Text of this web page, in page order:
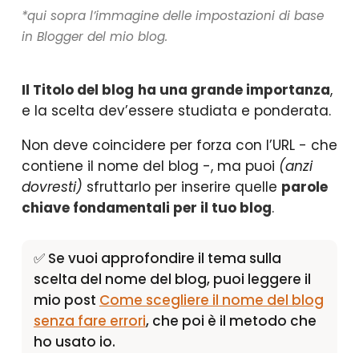
*qui sopra l’immagine delle impostazioni di base
in Blogger del mio blog.
Il Titolo del blog ha una grande importanza,
e la scelta dev’essere studiata e ponderata.
Non deve coincidere per forza con l’URL - che
contiene il nome del blog -, ma puoi (anzi
dovresti) sfruttarlo per inserire quelle parole
chiave fondamentali per il tuo blog.
✅ Se vuoi approfondire il tema sulla
scelta del nome del blog, puoi leggere il
mio post Come scegliere il nome del blog
senza fare errori, che poi è il metodo che
ho usato io.